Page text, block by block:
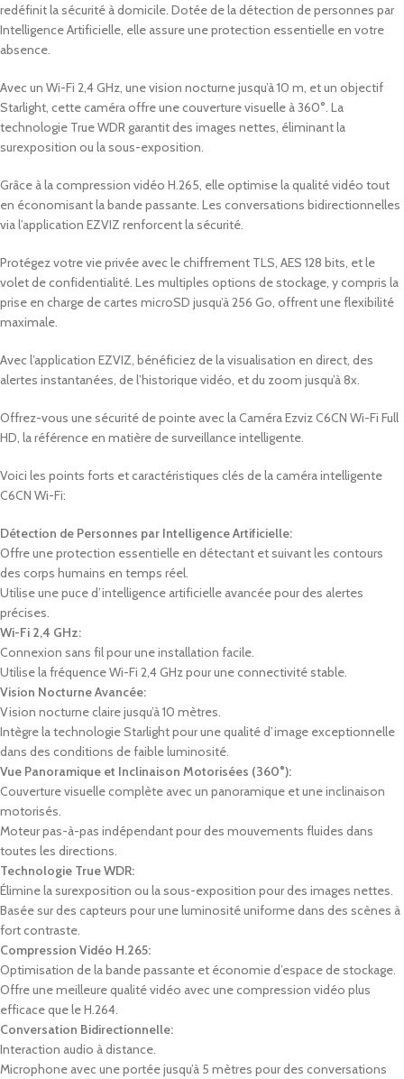
redéfinit la sécurité à domicile. Dotée de la détection de personnes par
Intelligence Artificielle, elle assure une protection essentielle en votre
absence.
Avec un Wi-Fi 2,4 GHz, une vision nocturne jusqu’à 10 m, et un objectif
Starlight, cette caméra offre une couverture visuelle à 360°. La
technologie True WDR garantit des images nettes, éliminant la
surexposition ou la sous-exposition.
Grâce à la compression vidéo H.265, elle optimise la qualité vidéo tout
en économisant la bande passante. Les conversations bidirectionnelles
via l’application EZVIZ renforcent la sécurité.
Protégez votre vie privée avec le chiffrement TLS, AES 128 bits, et le
volet de confidentialité. Les multiples options de stockage, y compris la
prise en charge de cartes microSD jusqu’à 256 Go, offrent une flexibilité
maximale.
Avec l’application EZVIZ, bénéficiez de la visualisation en direct, des
alertes instantanées, de l’historique vidéo, et du zoom jusqu’à 8x.
Offrez-vous une sécurité de pointe avec la Caméra Ezviz C6CN Wi-Fi Full
HD, la référence en matière de surveillance intelligente.
Voici les points forts et caractéristiques clés de la caméra intelligente
C6CN Wi-Fi:
Détection de Personnes par Intelligence Artificielle:
Offre une protection essentielle en détectant et suivant les contours
des corps humains en temps réel.
Utilise une puce d’intelligence artificielle avancée pour des alertes
précises.
Wi-Fi 2,4 GHz:
Connexion sans fil pour une installation facile.
Utilise la fréquence Wi-Fi 2,4 GHz pour une connectivité stable.
Vision Nocturne Avancée:
Vision nocturne claire jusqu’à 10 mètres.
Intègre la technologie Starlight pour une qualité d’image exceptionnelle
dans des conditions de faible luminosité.
Vue Panoramique et Inclinaison Motorisées (360°):
Couverture visuelle complète avec un panoramique et une inclinaison
motorisés.
Moteur pas-à-pas indépendant pour des mouvements fluides dans
toutes les directions.
Technologie True WDR:
Élimine la surexposition ou la sous-exposition pour des images nettes.
Basée sur des capteurs pour une luminosité uniforme dans des scènes à
fort contraste.
Compression Vidéo H.265:
Optimisation de la bande passante et économie d’espace de stockage.
Offre une meilleure qualité vidéo avec une compression vidéo plus
efficace que le H.264.
Conversation Bidirectionnelle:
Interaction audio à distance.
Microphone avec une portée jusqu’à 5 mètres pour des conversations